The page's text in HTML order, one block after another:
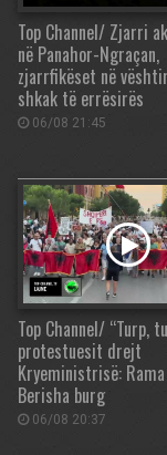
Top Channel/ Zjarri
në Panahor-Ngraçan,
zjarrfikëset në
shkak të errësirës
06/08 21:45
Top Channel/ “Turp,
protestuesit drejt
Kryeministrisë:
Berisha burg
06/08 20:37